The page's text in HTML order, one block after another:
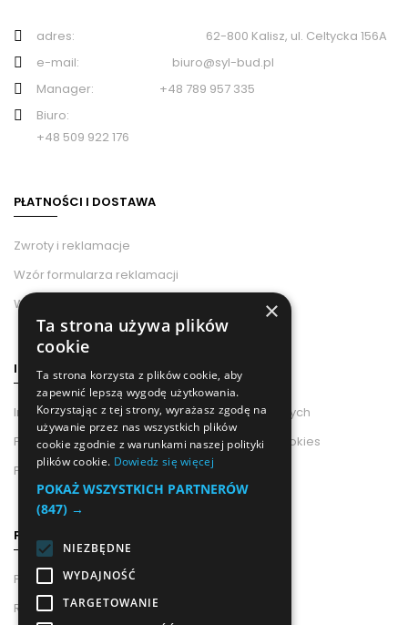
adres: 62-800 Kalisz, ul. Celtycka 156A
e-mail: biuro@syl-bud.pl
Manager: +48 789 957 335
Biuro:
+48 509 922 176
PŁATNOŚCI I DOSTAWA
Zwroty i reklamacje
Wzór formularza reklamacji
Wzór odstąpienia od umowy
INFORMACJE
Informacje od Administratora Danych Osobowych
Polityka Prywatności i Wykorzystania Plików Cookies
Polityka prywatności
POMOC
Pouczenie o Prawie Odstąpienia Od Umowy
Regulamin newslettera
×
Ta strona używa plików
cookie
Ta strona korzysta z plików cookie, aby
zapewnić lepszą wygodę użytkowania.
Korzystając z tej strony, wyrażasz zgodę na
używanie przez nas wszystkich plików
cookie zgodnie z warunkami naszej polityki
plików cookie. Dowiedz się więcej
POKAŻ WSZYSTKICH PARTNERÓW
(847) →
NIEZBĘDNE
WYDAJNOŚĆ
TARGETOWANIE